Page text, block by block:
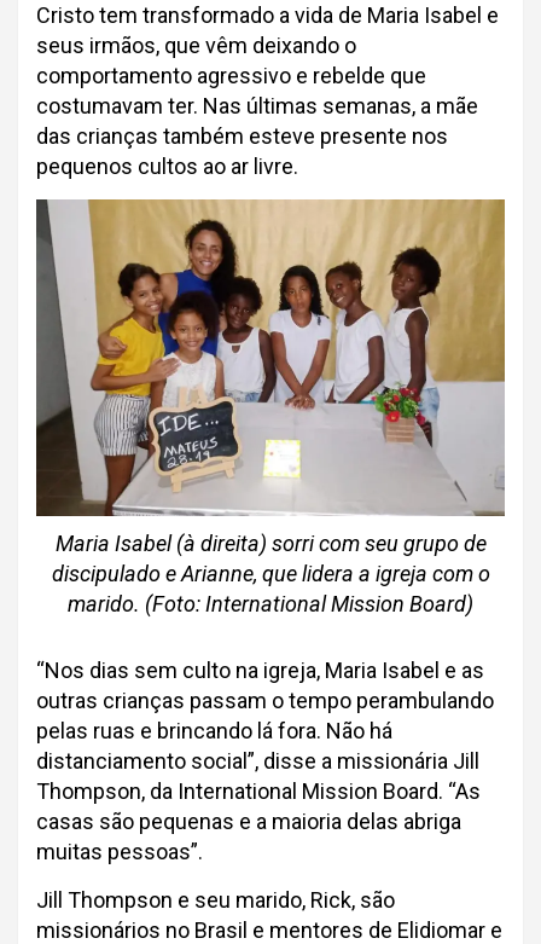
Cristo tem transformado a vida de Maria Isabel e
seus irmãos, que vêm deixando o
comportamento agressivo e rebelde que
costumavam ter. Nas últimas semanas, a mãe
das crianças também esteve presente nos
pequenos cultos ao ar livre.
Maria Isabel (à direita) sorri com seu grupo de
discipulado e Arianne, que lidera a igreja com o
marido. (Foto: International Mission Board)
“Nos dias sem culto na igreja, Maria Isabel e as
outras crianças passam o tempo perambulando
pelas ruas e brincando lá fora. Não há
distanciamento social”, disse a missionária Jill
Thompson, da International Mission Board. “As
casas são pequenas e a maioria delas abriga
muitas pessoas”.
Jill Thompson e seu marido, Rick, são
missionários no Brasil e mentores de Elidiomar e